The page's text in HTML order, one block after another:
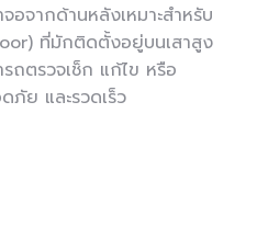
อจากด้านหลังเหมาะสำหรับ
ที่มักติดตั้งอยู่บนเสาสูง
ถตรวจเช็ก แก้ไข หรือ
ภัย และรวดเร็ว